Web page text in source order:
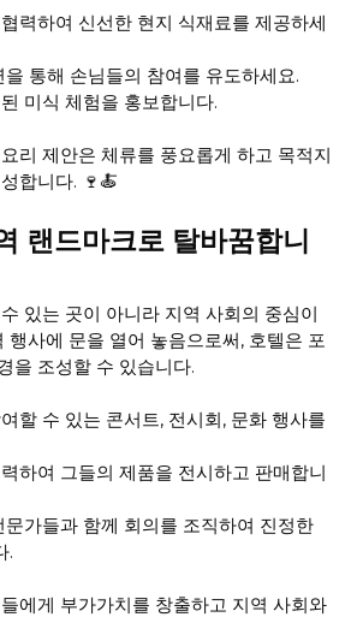
력하여 신선한 현지 식재료를 제공하세
통해 손님들의 참여를 유도하세요.
미식 체험을 홍보합니다.
리 제안은 체류를 풍요롭게 하고 목적지
합니다. 🍷🍝
랜드마크로 탈바꿈합니
있는 곳이 아니라 지역 사회의 중심이
행사에 문을 열어 놓음으로써, 호텔은 포
을 조성할 수 있습니다.
할 수 있는 콘서트, 전시회, 문화 행사를
하여 그들의 제품을 전시하고 판매합니
문가들과 함께 회의를 조직하여 진정한
.
에게 부가가치를 창출하고 지역 사회와